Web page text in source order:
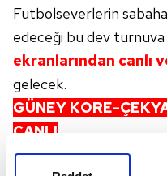
Futbolseverlerin
edeceği bu dev turnuva
ekranlarından canlı
gelecek.
GÜNEY KORE-
CANLI
GÜNEY KORE-